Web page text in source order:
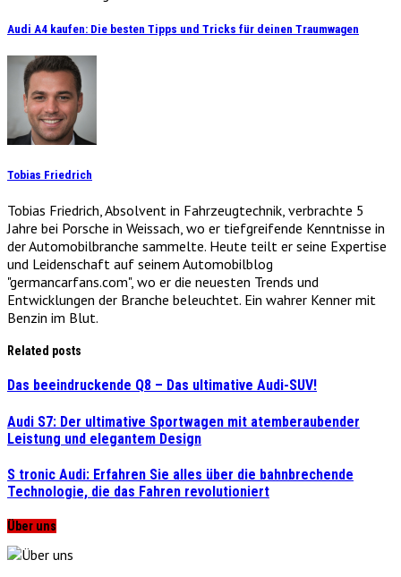
Audi A4 kaufen: Die besten Tipps und Tricks für deinen Traumwagen
Tobias Friedrich
Tobias Friedrich, Absolvent in Fahrzeugtechnik, verbrachte 5
Jahre bei Porsche in Weissach, wo er tiefgreifende Kenntnisse in
der Automobilbranche sammelte. Heute teilt er seine Expertise
und Leidenschaft auf seinem Automobilblog
"germancarfans.com", wo er die neuesten Trends und
Entwicklungen der Branche beleuchtet. Ein wahrer Kenner mit
Benzin im Blut.
Related posts
Das beeindruckende Q8 – Das ultimative Audi-SUV!
Audi S7: Der ultimative Sportwagen mit atemberaubender
Leistung und elegantem Design
S tronic Audi: Erfahren Sie alles über die bahnbrechende
Technologie, die das Fahren revolutioniert
Über uns